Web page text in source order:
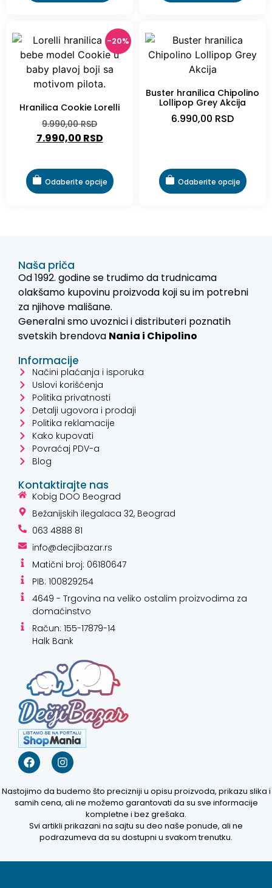
-20%
Hranilica Cookie Lorelli
9.990,00RSD
7.990,00 RSD
Odaberite opcije
Buster hranilica Chipolino
Lollipop Grey Akcija
6.990,00 RSD
Odaberite opcije
Naša priča
Od 1992. godine se trudimo da trudnicama
olakšamo kupovinu proizvoda koji su im potrebni
za njihove mališane.
Generalni smo uvoznici i distributeri poznatih
svetskih brendova Nania i Chipolino
Informacije
Načini plaćanja i isporuka
Uslovi korišćenja
Politika privatnosti
Detalji ugovora i prodaji
Politika reklamacije
Kako kupovati
Povraćaj PDV-a
Blog
Kontaktirajte nas
Kobig DOO Beograd
Bežanijskih ilegalaca 32, Beograd
063 4888 81
info@decjibazar.rs
Matični broj: 06180647
PIB: 100829254
4649 - Trgovina na veliko ostalim proizvodima za
domaćinstvo
Račun: 155-17879-14
Halk Bank
Nastojimo da budemo što precizniji u opisu proizvoda, prikazu slika i
samih cena, ali ne možemo garantovati da su sve informacije
kompletne i bez grešaka.
Svi artikli prikazani na sajtu su deo naše ponude, ali ne
podrazumeva da su dostupni u svakom trenutku.